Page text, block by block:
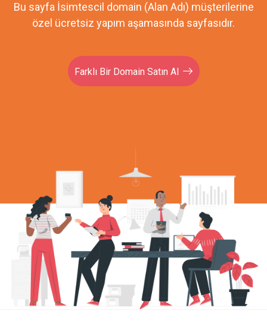
Bu sayfa İsimtescil domain (Alan Adı) müşterilerine
özel ücretsiz yapım aşamasında sayfasıdır.
Farklı Bir Domain Satın Al